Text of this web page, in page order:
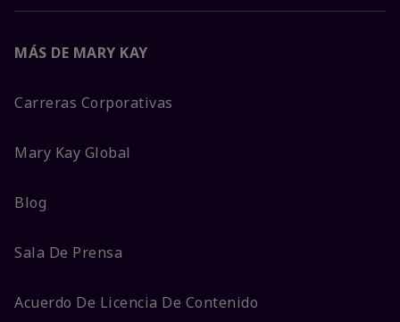
MÁS DE MARY KAY
Carreras Corporativas
Mary Kay Global
Blog
Sala De Prensa
Acuerdo De Licencia De Contenido